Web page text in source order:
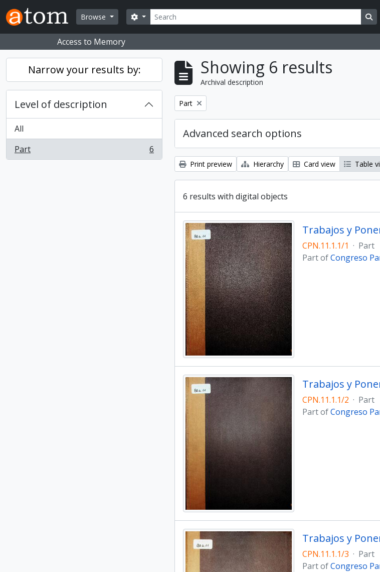
Skip to main content
Browse
Search
Search options
Access to Memory
Narrow your results by:
Level of description
All
Part
, 6 results 6
Showing 6 results
Archival description
Remove filter:
Part
Advanced search options
Print preview Hierarchy Card view Table
6 results with digital objects
Trabajos y
CPN.11.1.1/1 · Part
Part ofCongreso
Trabajos y
CPN.11.1.1/2 · Part
Part ofCongreso
Trabajos y
CPN.11.1.1/3 · Part
Part ofCongreso